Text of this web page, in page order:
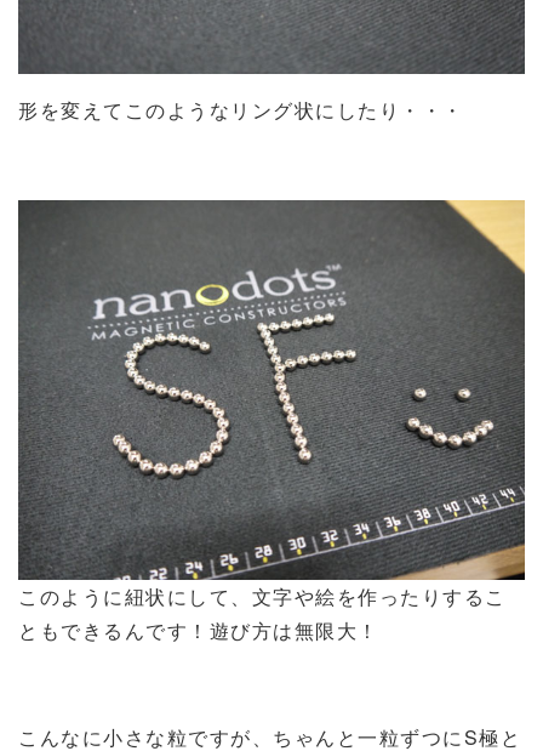
形を変えてこのようなリング状にしたり・・・
このように紐状にして、文字や絵を作ったりするこ
ともできるんです！遊び方は無限大！
こんなに小さな粒ですが、ちゃんと一粒ずつにS極と